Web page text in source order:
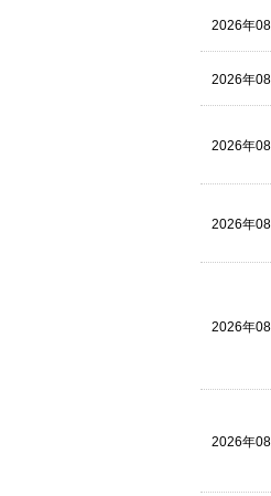
2026年
2026年
2026年
2026年
2026年
2026年